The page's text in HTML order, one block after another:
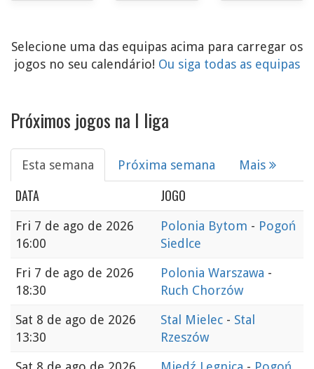
Selecione uma das equipas acima para carregar os
jogos no seu calendário! Ou siga todas as equipas
Próximos jogos na I liga
Esta semana Próxima semana Mais
DATA JOGO
Fri 7 de ago de 2026
16:00
Polonia Bytom - Pogoń
Siedlce
Fri 7 de ago de 2026
18:30
Polonia Warszawa -
Ruch Chorzów
Sat 8 de ago de 2026
13:30
Stal Mielec - Stal
Rzeszów